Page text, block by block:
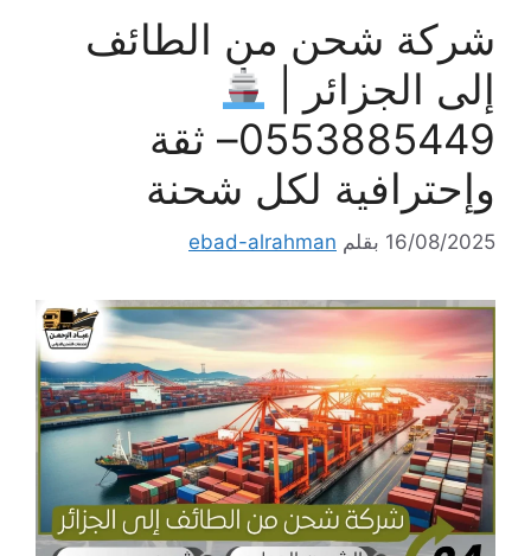
شركة شحن من الطائف
إلى الجزائر |
0553885449– ثقة
وإحترافية لكل شحنة
16/08/2025 بقلم ebad-alrahman